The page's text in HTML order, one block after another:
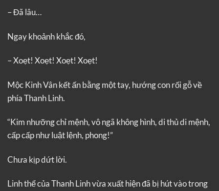
– Đã lâu…
Ngay khoảnh khắc đó,
– Xoẹt! Xoẹt! Xoẹt! Xoẹt!
Mộc Kinh Vân kết ấn bằng một tay, hướng con rối gỗ về
phía Thanh Linh.
“Kim nhưỡng chỉ mệnh, vô ngã không hình, di thủ di mệnh,
cấp cấp như luật lệnh, phong!”
Chưa kịp dứt lời.
Linh thể của Thanh Linh vừa xuất hiện đã bị hút vào trong